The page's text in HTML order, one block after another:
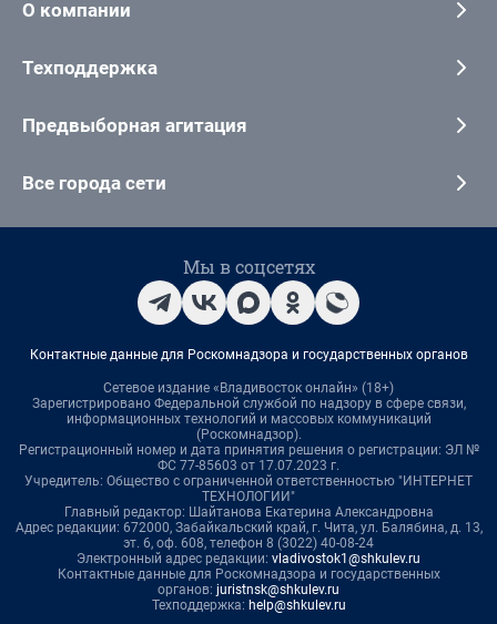
О компании
Техподдержка
Предвыборная агитация
Все города сети
Мы в соцсетях
Контактные данные для Роскомнадзора и государственных органов
Сетевое издание «Владивосток онлайн» (18+)
Зарегистрировано Федеральной службой по надзору в сфере связи,
информационных технологий и массовых коммуникаций
(Роскомнадзор).
Регистрационный номер и дата принятия решения о регистрации: ЭЛ №
ФС 77-85603 от 17.07.2023 г.
Учредитель: Общество с ограниченной ответственностью "ИНТЕРНЕТ
ТЕХНОЛОГИИ"
Главный редактор: Шайтанова Екатерина Александровна
Адрес редакции: 672000, Забайкальский край, г. Чита, ул. Балябина, д. 13,
эт. 6, оф. 608, телефон 8 (3022) 40-08-24
Электронный адрес редакции: vladivostok1@shkulev.ru
Контактные данные для Роскомнадзора и государственных
органов: juristnsk@shkulev.ru
Техподдержка: help@shkulev.ru